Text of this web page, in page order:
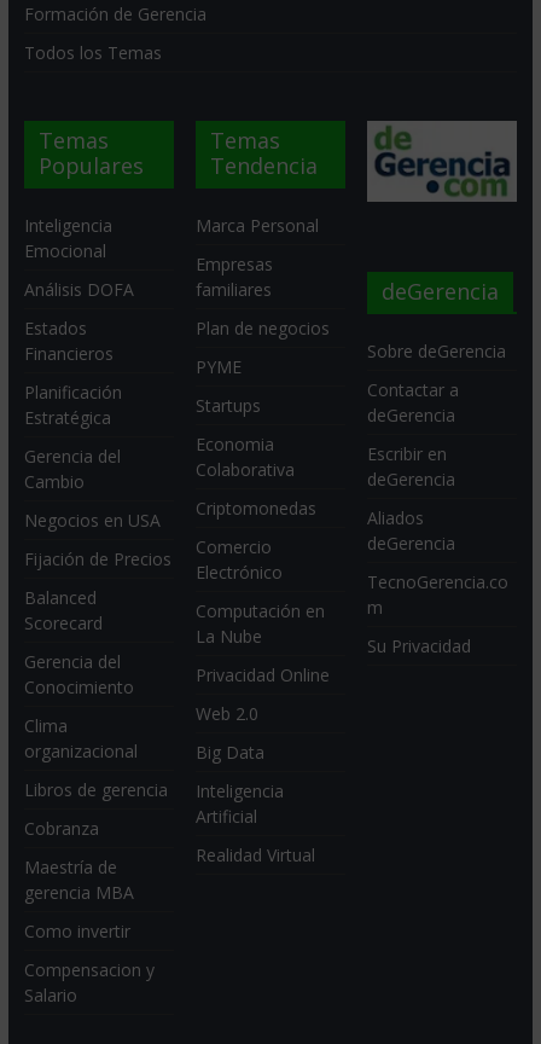
Formación de Gerencia
Todos los Temas
Temas
Populares
Inteligencia
Emocional
Análisis DOFA
Estados
Financieros
Planificación
Estratégica
Gerencia del
Cambio
Negocios en USA
Fijación de Precios
Balanced
Scorecard
Gerencia del
Conocimiento
Clima
organizacional
Libros de gerencia
Cobranza
Maestría de
gerencia MBA
Como invertir
Compensacion y
Salario
Temas
Tendencia
Marca Personal
Empresas
familiares
Plan de negocios
PYME
Startups
Economia
Colaborativa
Criptomonedas
Comercio
Electrónico
Computación en
La Nube
Privacidad Online
Web 2.0
Big Data
Inteligencia
Artificial
Realidad Virtual
deGerencia
Sobre deGerencia
Contactar a
deGerencia
Escribir en
deGerencia
Aliados
deGerencia
TecnoGerencia.co
m
Su Privacidad